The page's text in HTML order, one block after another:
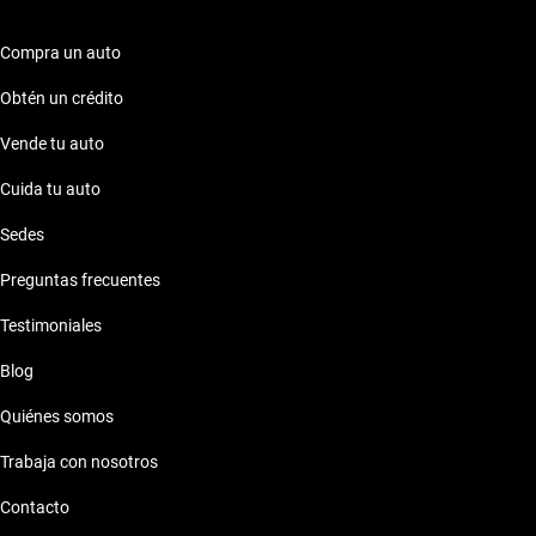
estamos aquí para ayudarte a encontrar el automóvil perfecto.
Compra un auto
Obtén un crédito
Vende tu auto
Cuida tu auto
Sedes
Preguntas frecuentes
Testimoniales
Blog
Quiénes somos
Trabaja con nosotros
Contacto